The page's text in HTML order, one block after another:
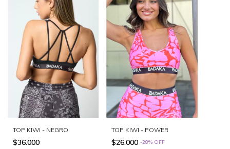
TOP KIWI - NEGRO
$36.000
TOP KIWI - POWER
$26.000-28% OFF